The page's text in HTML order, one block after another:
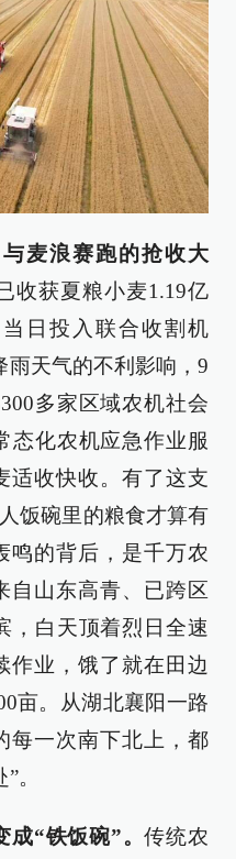
麦浪赛跑的抢收大
收获夏粮小麦1.19亿
日投入联合收割机
雨天气的不利影响，9
多家区域农机社会
态化农机应急作业服
适收快收。有了这支
饭碗里的粮食才算有
鸣的背后，是千万农
自山东高青、已跨区
，白天顶着烈日全速
作业，饿了就在田边
亩。从湖北襄阳一路
每一次南下北上，都
。
成“铁饭碗”。传统农